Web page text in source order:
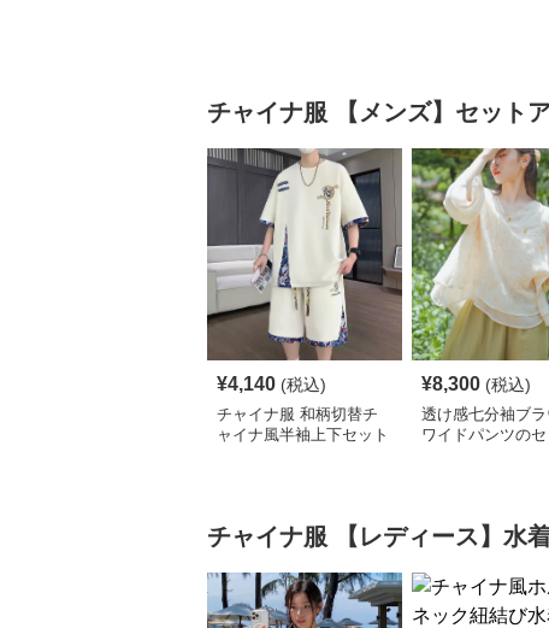
チャイナ服 【メンズ】セット
¥4,140 (税込)
チャイナ服 和柄切替チ
ャイナ風半袖上下セット
¥8,300 (税込)
透け感七分袖ブラ
ワイドパンツの
チャイナ服 【レディース】水